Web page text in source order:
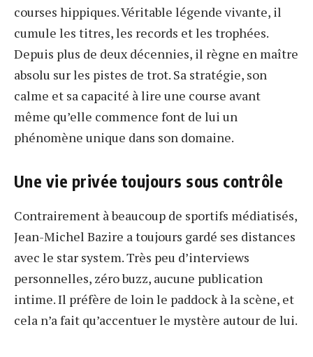
courses hippiques. Véritable légende vivante, il
cumule les titres, les records et les trophées.
Depuis plus de deux décennies, il règne en maître
absolu sur les pistes de trot. Sa stratégie, son
calme et sa capacité à lire une course avant
même qu’elle commence font de lui un
phénomène unique dans son domaine.
Une vie privée toujours sous contrôle
Contrairement à beaucoup de sportifs médiatisés,
Jean-Michel Bazire a toujours gardé ses distances
avec le star system. Très peu d’interviews
personnelles, zéro buzz, aucune publication
intime. Il préfère de loin le paddock à la scène, et
cela n’a fait qu’accentuer le mystère autour de lui.